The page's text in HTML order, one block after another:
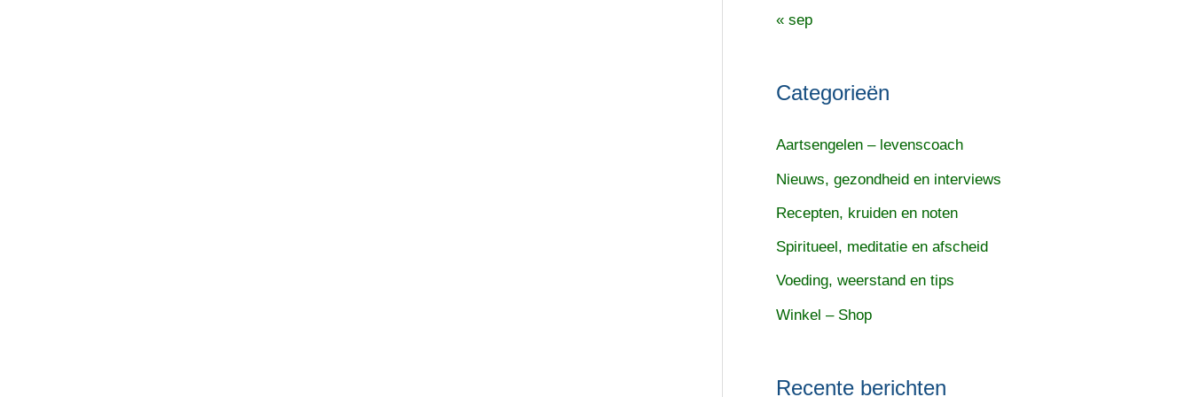
« sep
Categorieën
Aartsengelen – levenscoach
Nieuws, gezondheid en interviews
Recepten, kruiden en noten
Spiritueel, meditatie en afscheid
Voeding, weerstand en tips
Winkel – Shop
Recente berichten